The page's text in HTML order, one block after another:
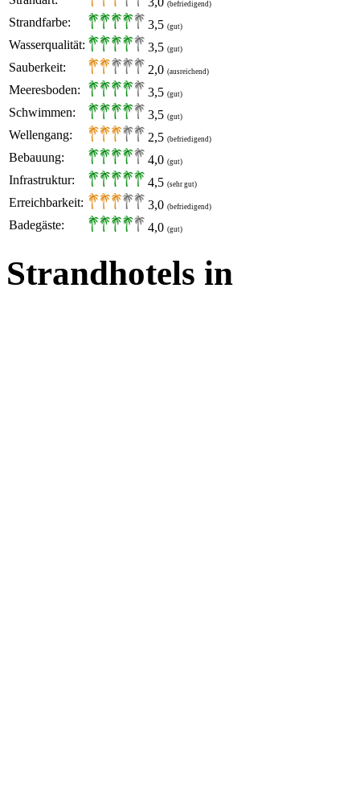
(befriedigend)
Strandfarbe: 3,5 (gut)
Wasserqualität: 3,5 (gut)
Sauberkeit: 2,0 (ausreichend)
Meeresboden: 3,5 (gut)
Schwimmen: 3,5 (gut)
Wellengang: 2,5 (befriedigend)
Bebauung: 4,0 (gut)
Infrastruktur: 4,5 (sehr gut)
Erreichbarkeit: 3,0 (befriedigend)
Badegäste: 4,0 (gut)
Strandhotels in